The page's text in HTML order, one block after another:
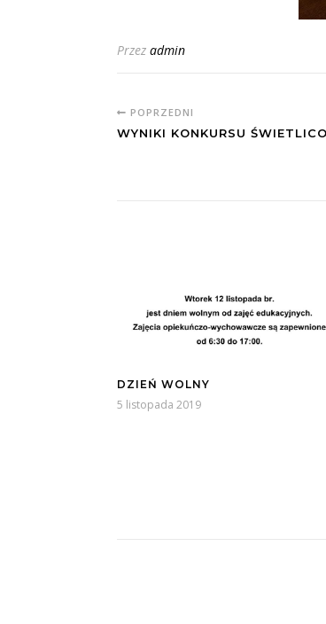
Przez admin
POPRZEDNI
WYNIKI KONKURSU
DZIEŃ WOLNY
5 listopada 2019